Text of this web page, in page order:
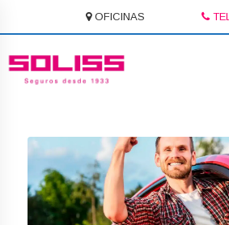
OFICINAS